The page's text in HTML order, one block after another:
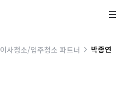
이사청소/입주청소 파트너 박종연